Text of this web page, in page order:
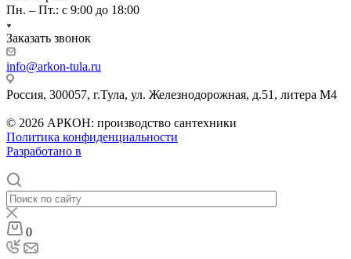
Пн. – Пт.: с 9:00 до 18:00
Заказать звонок
info@arkon-tula.ru
Россия, 300057, г.Тула, ул. Железнодорожная, д.51, литера М4
© 2026 АРКОН: производство сантехники
Политика конфиденциальности
Разработано в
0